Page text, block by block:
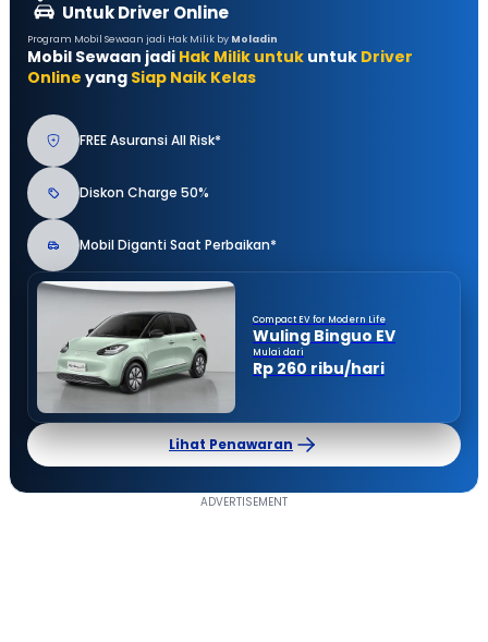
Untuk Driver Online
Program Mobil Sewaan jadi Hak Milik by Moladin
Mobil Sewaan jadi Hak Milik untuk untuk Driver
Online yang Siap Naik Kelas
FREE Asuransi All Risk*
Diskon Charge 50%
Mobil Diganti Saat Perbaikan*
Compact EV for Modern Life
Wuling Binguo EV
Mulai dari
Rp 260 ribu/hari
Lihat Penawaran